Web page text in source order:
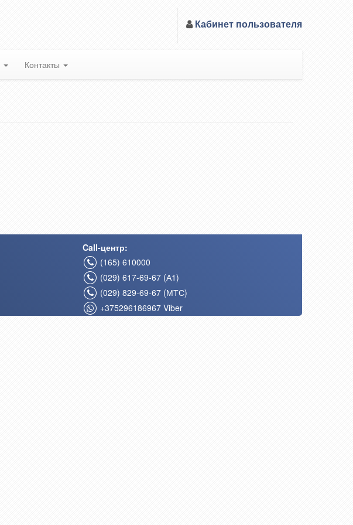
Кабинет пользователя
Контакты
Call-центр:
(165) 610000
(029) 617-69-67 (А1)
(029) 829-69-67 (МТС)
+375296186967 Viber